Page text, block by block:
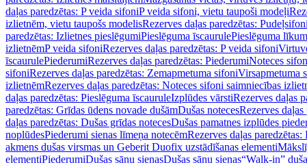
daļas paredzētas: P veida sifoniP veida sifoni, vietu taupoši modeļi
izlietnēm, vietu taupošs modelisRezerves daļas paredzētas:
paredzētas: Izlietnes pieslēgumiPieslēguma īscaurulePieslēguma
izlietnēmP veida sifoniRezerves daļas paredzētas: P veida sifoni
īscaurulePiederumiRezerves daļas paredzētas: PiederumiNoteces
sifoniRezerves daļas paredzētas: Zemapmetuma sifoniVirsapmetuma
izlietnēmRezerves daļas paredzētas: Noteces sifoni saimniecības
daļas paredzētas: Pieslēguma īscauruleIzplūdes vārstiRezerves daļas
paredzētas: Grīdas ūdens novade dušāmDušas notecesRezerves daļas
daļas paredzētas: Dušas grīdas notecesDušas pamatnes izplūdes
noplūdesPiederumi sienas līmeņa notecēmRezerves daļas
akmens dušas virsmas un Geberit Duofix uzstādīšanas elementi
elementiPiederumiDušas sānu sienasDušas sānu sienas“Walk-in”